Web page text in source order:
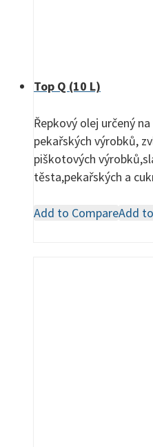
Top Q (10 L)
Řepkový olej určený
pekařských výrobků,
piškotových
těsta,pekařských a
Add to CompareAdd